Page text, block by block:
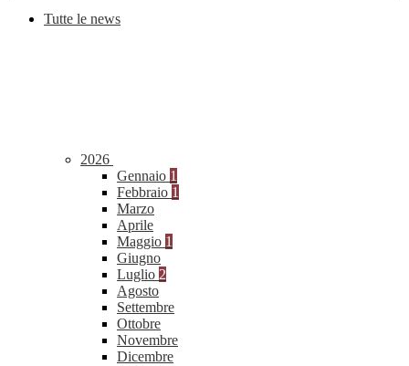
Tutte le news
2026
Gennaio 1
Febbraio 1
Marzo
Aprile
Maggio 1
Giugno
Luglio 2
Agosto
Settembre
Ottobre
Novembre
Dicembre